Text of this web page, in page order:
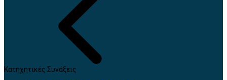
Κατηχητικές Συνάξεις